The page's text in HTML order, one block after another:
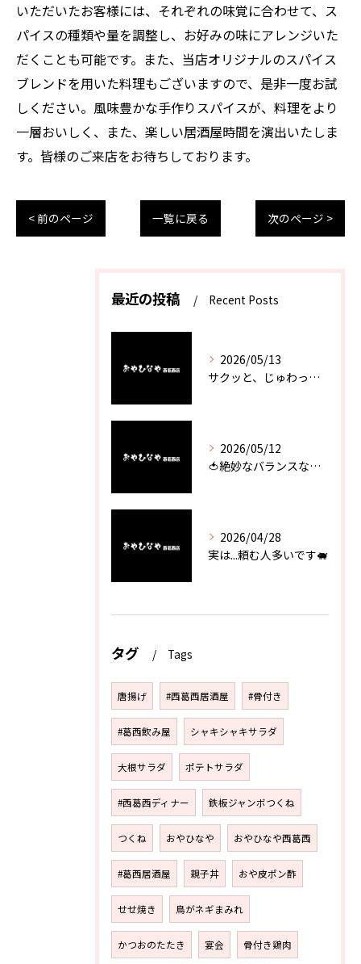
いただいたお客様には、それぞれの味覚に合わせて、ス
パイスの種類や量を調整し、お好みの味にアレンジいた
だくことも可能です。また、当店オリジナルのスパイス
ブレンドを用いた料理もございますので、是非一度お試
しください。風味豊かな手作りスパイスが、料理をより
一層おいしく、また、楽しい居酒屋時間を演出いたしま
す。皆様のご来店をお待ちしております。
< 前のページ 一覧に戻る 次のページ >
最近の投稿 Recent Posts
2026/05/13
サクッと、じゅわっと。瀬戸内が香るカキフライ
2026/05/12
🍅絶妙なバランスなのに最高な一品🥗
2026/04/28
実は...頼む人多いです🐖
タグ Tags
唐揚げ #西葛西居酒屋 #骨付き
#葛西飲み屋 シャキシャキサラダ
大根サラダ ポテトサラダ
#西葛西ディナー 鉄板ジャンボつくね
つくね おやひなや おやひなや西葛西
#葛西居酒屋 親子丼 おや皮ポン酢
せせ焼き 鳥がネギまみれ
かつおのたたき 宴会 骨付き鶏肉